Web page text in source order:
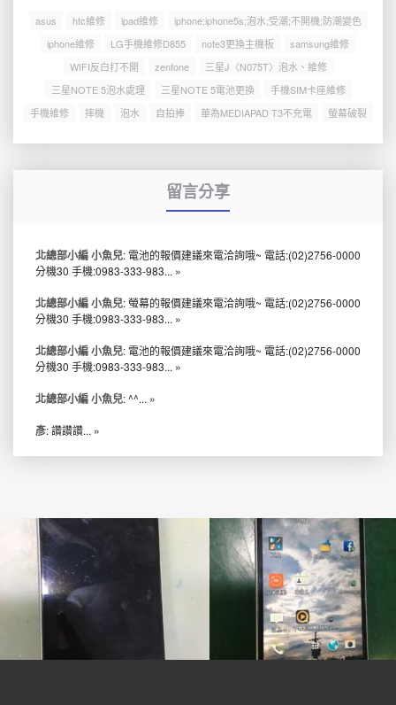
asus htc維修 ipad維修
iphone;iphone5s;泡水;受潮;不開機;防潮變色
iphone維修
LG手機維修D855 note3更換主機板
samsung維修
WIFI反白打不開
zenfone
三星J〈N075T〉泡水、維修
三星NOTE 5泡水處理
三星NOTE 5電池更換
手機SIM卡座維修
手機維修
摔機 泡水 自拍捧 華為MEDIAPAD T3不充電 螢幕破裂
留言分享
北總部小編 小魚兒: 電池的報價建議來電洽詢哦~ 電話:(02)2756-0000
分機30 手機:0983-333-983... »
北總部小編 小魚兒: 螢幕的報價建議來電洽詢哦~ 電話:(02)2756-0000
分機30 手機:0983-333-983... »
北總部小編 小魚兒: 電池的報價建議來電洽詢哦~ 電話:(02)2756-0000
分機30 手機:0983-333-983... »
北總部小編 小魚兒: ^^... »
彥: 讚讚讚... »